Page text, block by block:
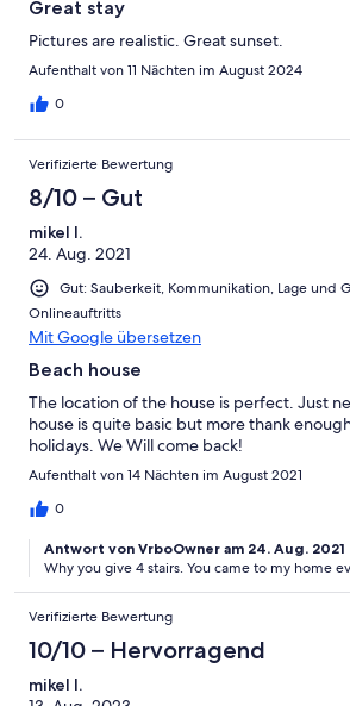
Great stay
Pictures are realistic. Great sunset.
Aufenthalt von 11 Nächten im August 2024
0
Verifizierte Bewertung
8/10 – Gut
mikel l.
24. Aug. 2021
Gut: Sauberkeit, Kommunikation, Lage und
Onlineauftritts
Mit Google übersetzen
Beach house
The location of the house is perfect. Just
house is quite basic but more thank
holidays. We Will come back!
Aufenthalt von 14 Nächten im August 2021
0
Antwort von VrboOwner am 24. Aug. 2021
Why you give 4 stairs. You came to my home
Verifizierte Bewertung
10/10 – Hervorragend
mikel l.